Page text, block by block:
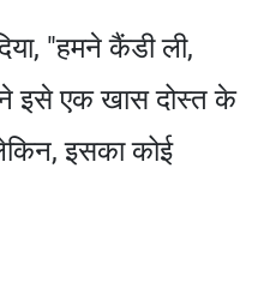
"हमने कैंडी ली,
इसे एक खास दोस्त के
इसका कोई